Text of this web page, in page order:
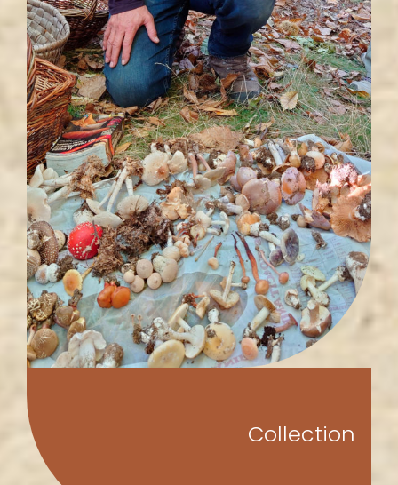
Collection